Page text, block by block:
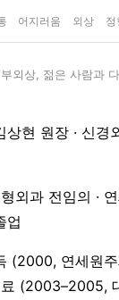
어지러움 외상 정
외상, 젊은 사람과
상현 원장 · 신경
외과 전임의 ·
업
(2000, 연세원
(2003–2005,